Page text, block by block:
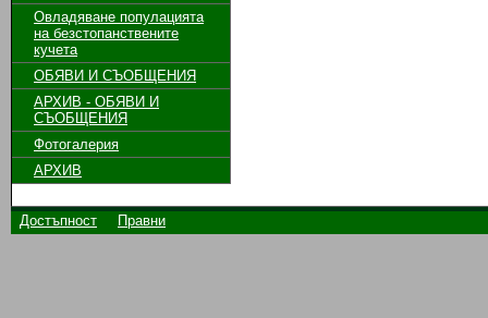
Овладяване популацията
на безстопанствените
кучета
ОБЯВИ И СЪОБЩЕНИЯ
АРХИВ - ОБЯВИ И
СЪОБЩЕНИЯ
Фотогалерия
АРХИВ
Достъпност Правни